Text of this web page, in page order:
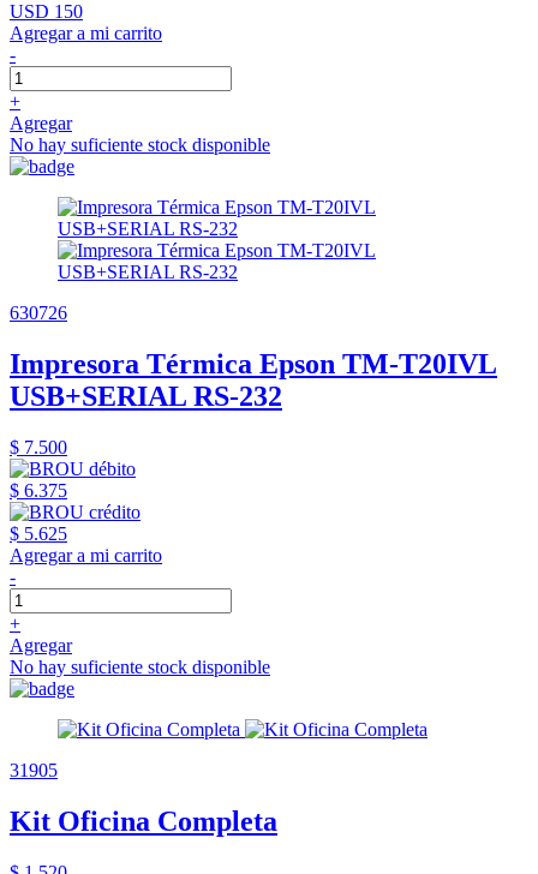
USD 150
Agregar a mi carrito
-
+
Agregar
No hay suficiente stock disponible
630726
Impresora Térmica Epson TM-T20IVL
USB+SERIAL RS-232
$ 7.500
$ 6.375
$ 5.625
Agregar a mi carrito
-
+
Agregar
No hay suficiente stock disponible
31905
Kit Oficina Completa